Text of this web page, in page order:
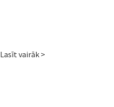
Lasīt vairāk >